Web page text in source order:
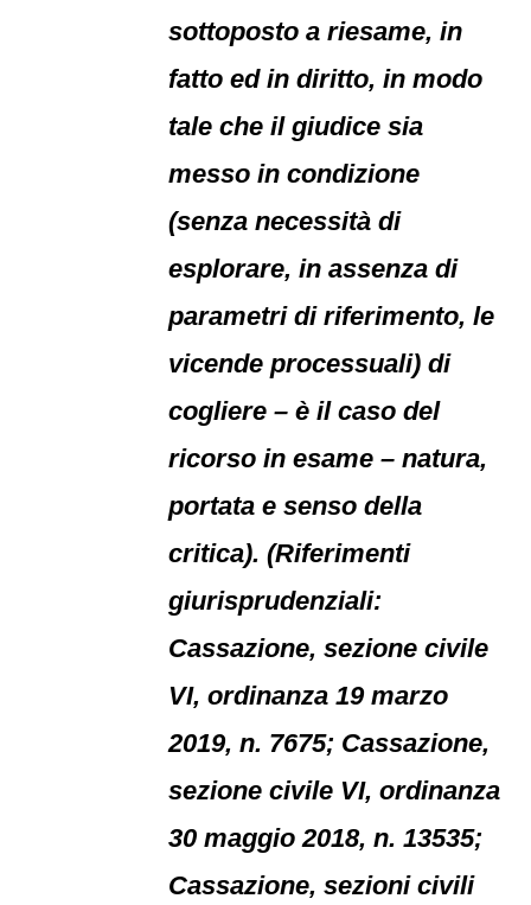
sottoposto a riesame, in
fatto ed in diritto, in modo
tale che il giudice sia
messo in condizione
(senza necessità di
esplorare, in assenza di
parametri di riferimento, le
vicende processuali) di
cogliere – è il caso del
ricorso in esame – natura,
portata e senso della
critica). (Riferimenti
giurisprudenziali:
Cassazione, sezione civile
VI, ordinanza 19 marzo
2019, n. 7675; Cassazione,
sezione civile VI, ordinanza
30 maggio 2018, n. 13535;
Cassazione, sezioni civili